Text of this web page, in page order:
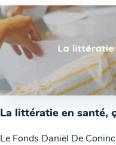
La littératie en santé,
Le Fonds Daniël De